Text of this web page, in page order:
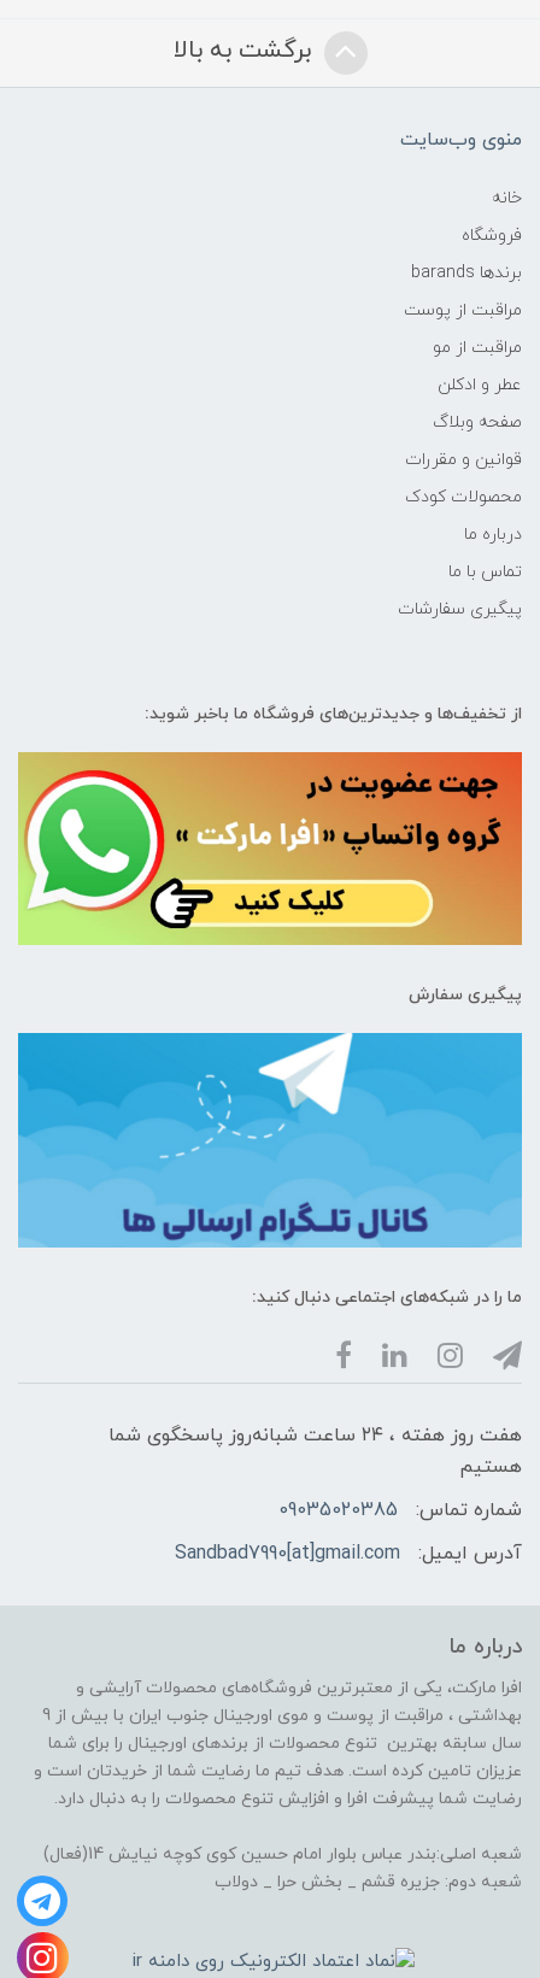
برگشت به بالا
منوی وب‌سایت
خانه
فروشگاه
برندها barands
مراقبت از پوست
مراقبت از مو
عطر و ادکلن
صفحه وبلاگ
قوانین و مقررات
محصولات کودک
درباره ما
تماس با ما
پیگیری سفارشات
از تخفیف‌ها و جدیدترین‌های فروشگاه ما باخبر شوید:
پیگیری سفارش
ما را در شبکه‌های اجتماعی دنبال کنید:
هفت روز هفته ، ۲۴ ساعت شبانه‌روز پاسخگوی شما
هستیم
شماره تماس:
09035020385
آدرس ایمیل:
Sandbad7990[at]gmail.com
درباره ما
افرا مارکت، یکی از معتبرترین فروشگاه‌های محصولات آرایشی و
بهداشتی ، مراقبت از پوست و موی اورجینال جنوب ایران با بیش از 9
سال سابقه بهترین تنوع محصولات از برندهای اورجینال را برای شما
عزیزان تامین کرده است. هدف تیم ما رضایت شما از خریدتان است و
رضایت شما پیشرفت افرا و افزایش تنوع محصولات را به دنبال دارد.
شعبه اصلی:بندر عباس بلوار امام حسین کوی کوچه نیایش 14(فعال)
شعبه دوم: جزیره قشم _ بخش حرا _ دولاب